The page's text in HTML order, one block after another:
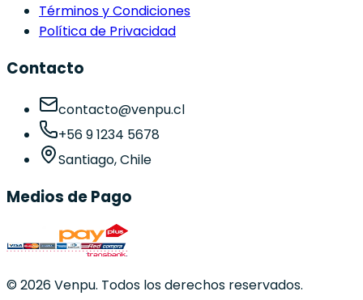
Términos y Condiciones
Política de Privacidad
Contacto
contacto@venpu.cl
+56 9 1234 5678
Santiago, Chile
Medios de Pago
©2026Venpu. Todos los derechos reservados.